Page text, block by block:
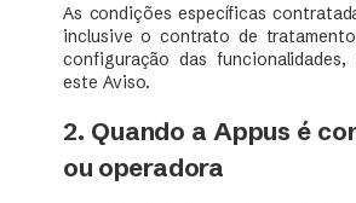
As condições específicas
inclusive o contrato de
configuração das funcionalidades,
este Aviso.
2. Quando a Appus é
ou operadora